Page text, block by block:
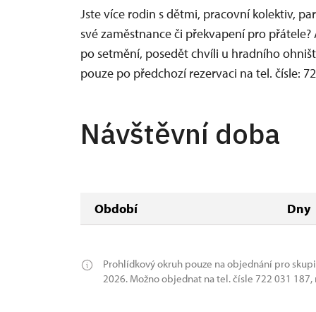
Jste více rodin s dětmi, pracovní kolektiv,
své zaměstnance či překvapení pro
po setmění, posedět chvíli u hradního
pouze po předchozí rezervaci na tel. čísle:
Návštěvní doba
Období Dny
Prohlídkový okruh pouze na objednání pro
2026. Možno objednat na tel. čísle 722 031